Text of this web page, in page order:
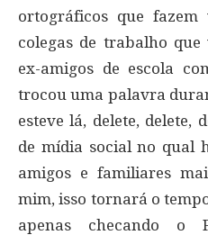
ortográficos que
colegas de trabalho
ex-amigos de escola
trocou uma palavra
esteve lá, delete, delete,
de mídia social no qual
amigos e familiares
mim, isso tornará o
apenas checando o